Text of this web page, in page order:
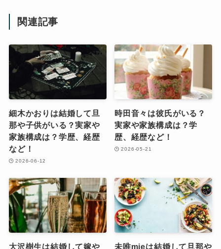
関連記事
細木かおりは結婚して旦
那や子供がいる？実家や
家族構成は？学歴、経歴
など！
2026-06-12
時田音々は彼氏がいる？
実家や家族構成は？学
歴、経歴など！
2026-05-21
大沢樹生は結婚して嫁や
未唯mieは結婚して旦那や